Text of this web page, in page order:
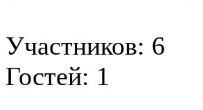
Участников: 6
Гостей: 1